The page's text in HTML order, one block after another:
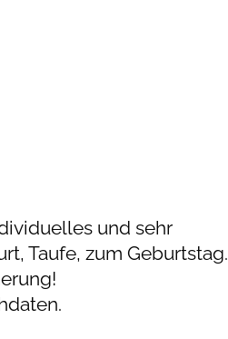
und sehr
Taufe, zum Geburtstag.